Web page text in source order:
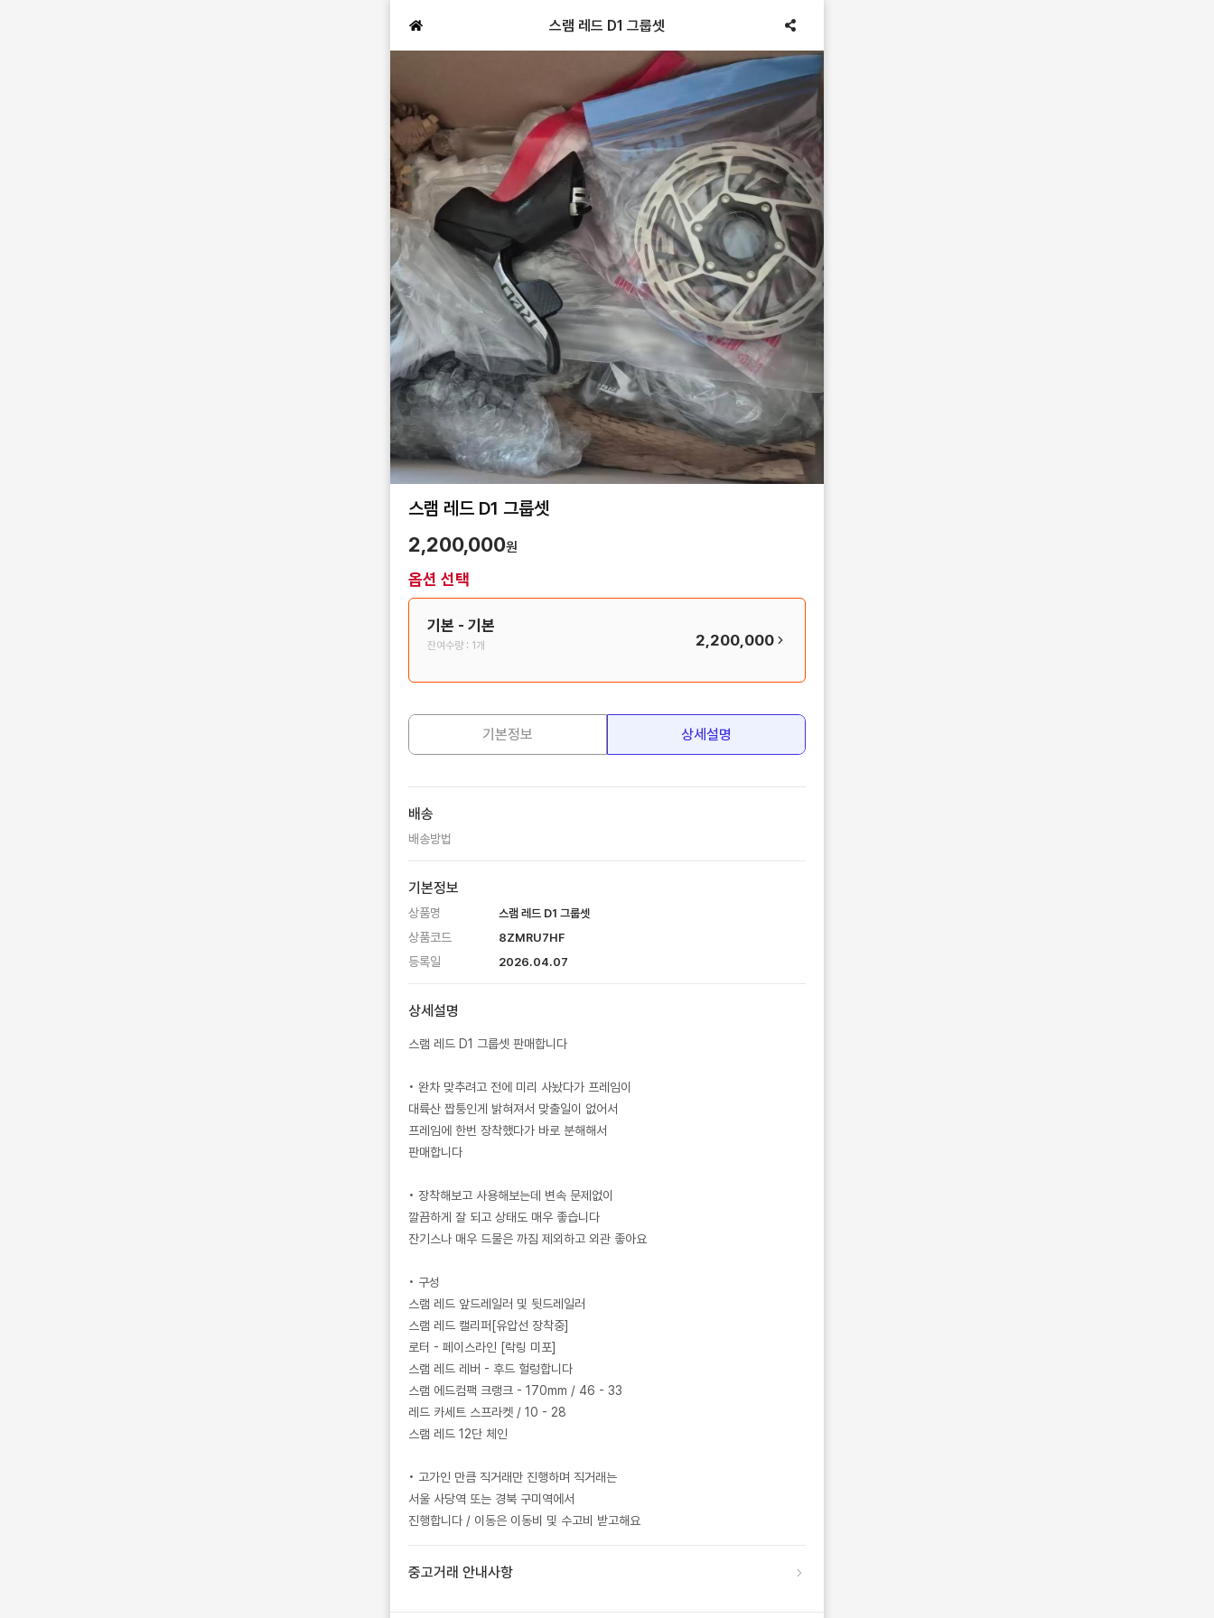
스램 레드 D1 그룹셋
스램 레드 D1 그룹셋
2,200,000원
옵션 선택
기본 - 기본
잔여수량 : 1개 2,200,000
기본정보 상세설명
배송
배송방법
기본정보
상품명 스램 레드 D1 그룹셋
상품코드 8ZMRU7HF
등록일 2026.04.07
상세설명
스램 레드 D1 그룹셋 판매합니다
• 완차 맞추려고 전에 미리 사놨다가 프레임이
대륙산 짭퉁인게 밝혀져서 맞출일이 없어서
프레임에 한번 장착했다가 바로 분해해서
판매합니다
• 장착해보고 사용해보는데 변속 문제없이
깔끔하게 잘 되고 상태도 매우 좋습니다
잔기스나 매우 드물은 까짐 제외하고 외관 좋아요
• 구성
스램 레드 앞드레일러 및 뒷드레일러
스램 레드 캘리퍼[유압선 장착중]
로터 - 페이스라인 [락링 미포]
스램 레드 레버 - 후드 헐렁합니다
스램 에드컴팩 크랭크 - 170mm / 46 - 33
레드 카세트 스프라켓 / 10 - 28
스램 레드 12단 체인
• 고가인 만큼 직거래만 진행하며 직거래는
서울 사당역 또는 경북 구미역에서
진행합니다 / 이동은 이동비 및 수고비 받고해요
중고거래 안내사항